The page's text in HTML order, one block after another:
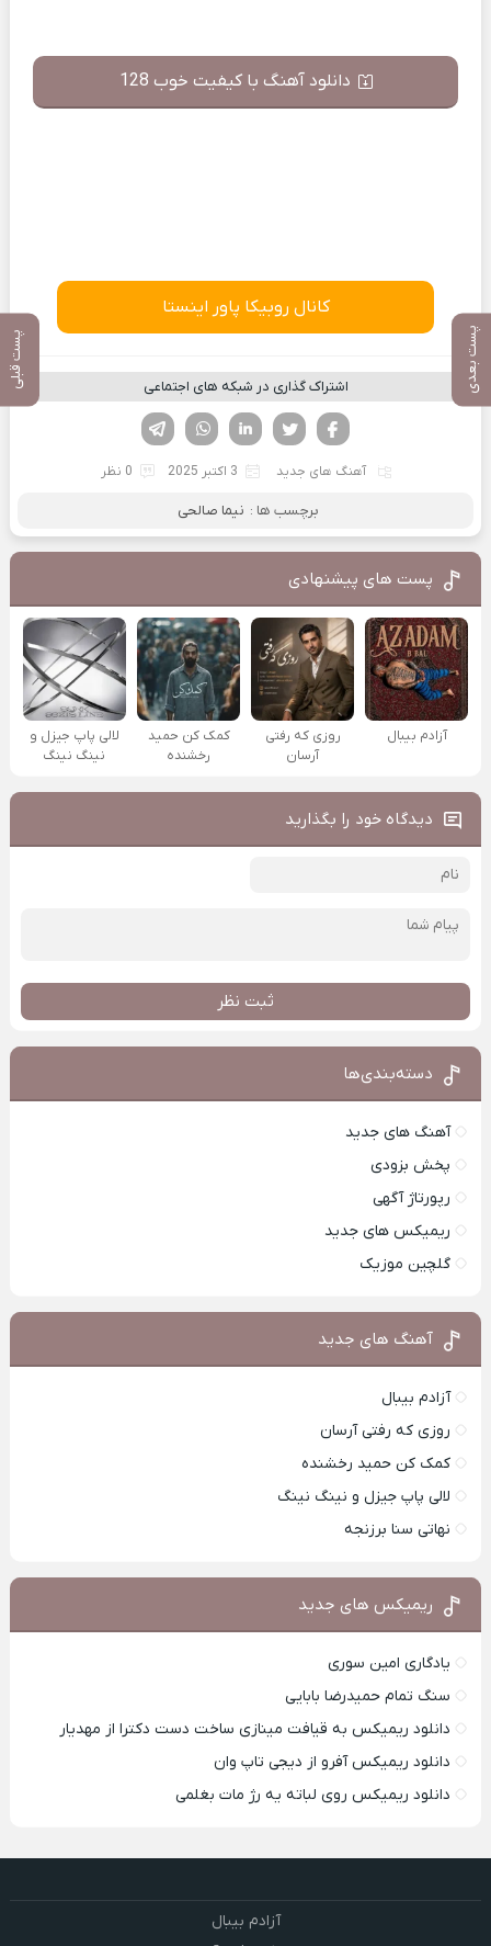
پست بعدی پست قبلی
دانلود آهنگ با کیفیت خوب 128
کانال روبیکا پاور اینستا
اشتراک گذاری در شبکه های اجتماعی
لینکدین تویتر
فیسوک
آهنگ های جدید 3 اکتبر 2025 0 نظر
برچسب ها : نیما صالحی
پست های پیشنهادی
آزادم بیبال
روزی که رفتی
آرسان
کمک کن حمید
رخشنده
لالی پاپ جیزل و
نینگ نینگ
دیدگاه خود را بگذارید
ثبت نظر
دسته‌بندی‌ها
آهنگ های جدید
پخش بزودی
رپورتاژ آگهی
ریمیکس های جدید
گلچین موزیک
آهنگ های جدید
آزادم بیبال
روزی که رفتی آرسان
کمک کن حمید رخشنده
لالی پاپ جیزل و نینگ نینگ
نهاتی سنا برزنجه
ریمیکس های جدید
یادگاری امین سوری
سنگ تمام حمیدرضا بابایی
دانلود ریمیکس به قیافت مینازی ساخت دست دکترا از مهدیار
دانلود ریمیکس آفرو از ديجی تاپ وان
دانلود ریمیکس روی لباته یه رژ مات بغلمی
آزادم بیبال